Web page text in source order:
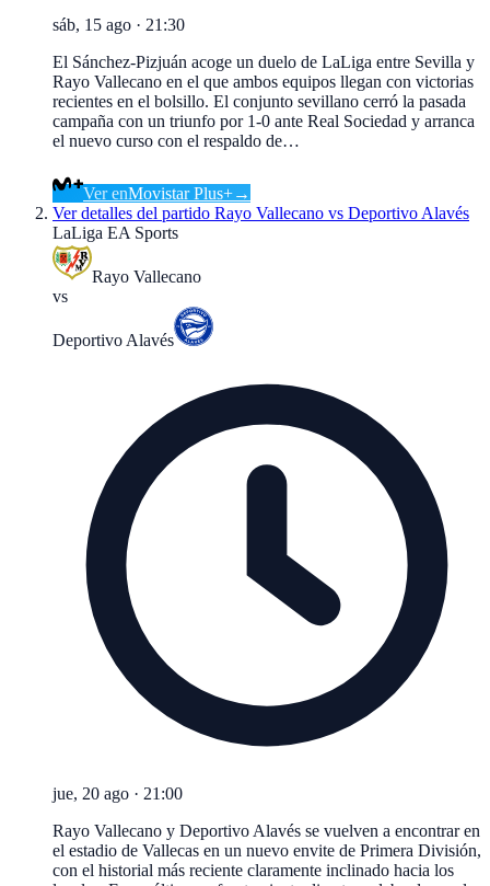
sáb, 15 ago · 21:30
El Sánchez-Pizjuán acoge un duelo de LaLiga entre Sevilla y
Rayo Vallecano en el que ambos equipos llegan con victorias
recientes en el bolsillo. El conjunto sevillano cerró la pasada
campaña con un triunfo por 1-0 ante Real Sociedad y arranca
el nuevo curso con el respaldo de…
Ver enMovistar Plus+→
Ver detalles del partido Rayo Vallecano vs Deportivo Alavés
LaLiga EA Sports
Rayo Vallecano
vs
Deportivo Alavés
jue, 20 ago · 21:00
Rayo Vallecano y Deportivo Alavés se vuelven a encontrar en
el estadio de Vallecas en un nuevo envite de Primera División,
con el historial más reciente claramente inclinado hacia los